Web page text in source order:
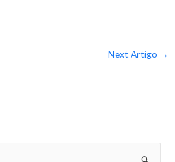
Next Artigo →